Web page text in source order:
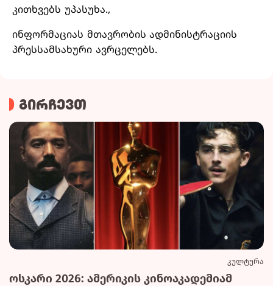
კითხვებს უპასუხა.,
ინფორმაციას მთავრობის ადმინისტრაციის
პრესსამსახური ავრცელებს.
გირჩევთ
კულტურა
ოსკარი 2026: ამერიკის კინოაკადემიამ